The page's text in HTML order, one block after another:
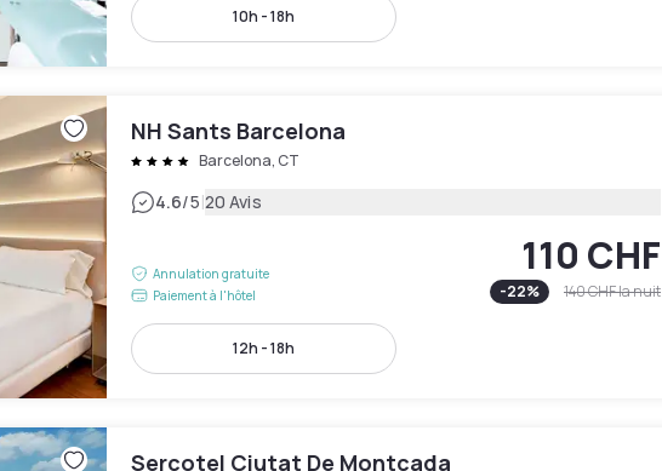
10h - 18h
NH Sants Barcelona
Barcelona, CT
4.6/5|20 Avis
Annulation gratuite
Paiement à l'hôtel
110 CHF
-22% 140 CHFla nuit
12h - 18h
Sercotel Ciutat De Montcada